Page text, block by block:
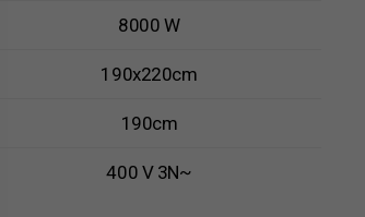
8000 W
190x220cm
190cm
400 V 3N~